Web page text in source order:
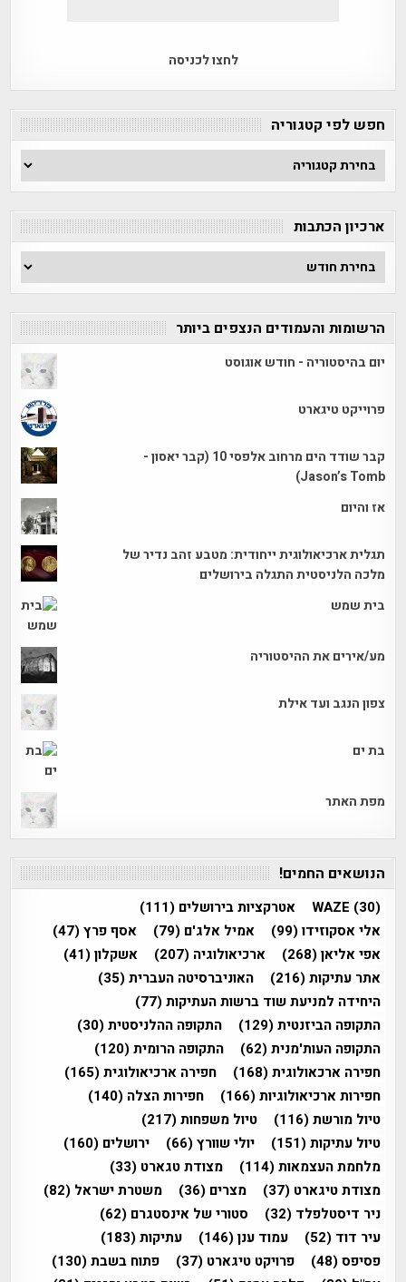
לחצו לכניסה
חפש לפי קטגוריה
חפש
לפי
ארכיון הכתבות
ארכיון
הכתבות
הרשומות והעמודים הנצפים ביותר
יום בהיסטוריה - חודש אוגוסט
פרוייקט טיגארט
קבר שודד הים מרחוב אלפסי 10 (קבר יאסון -
Jason’s Tomb)
אז והיום
תגלית ארכיאולוגית ייחודית: מטבע זהב נדיר של
מלכה הלניסטית התגלה בירושלים
בית שמש
מע/אירים את ההיסטוריה
צפון הנגב ועד אילת
בת ים
מפת האתר
הנושאים החמים!
WAZE (30) אטרקציות בירושלים (111)
אלי אסקוזידו(99) אמיל אלג'ם (79) אסף פרץ(47)
אפי אליאן(268) ארכיאולוגיה (207) אשקלון(41)
אתר עתיקות(216) האוניברסיטה העברית(35)
היחידה למניעת שוד ברשות העתיקות(77)
התקופה הביזנטית(129) התקופה ההלניסטית(30)
התקופה העות'מנית(62) התקופה הרומית(120)
חפירה ארכאולוגית(168) חפירה ארכיאולוגית(165)
חפירות ארכיאולוגיות(166) חפירות הצלה (140)
טיול מורשת(116) טיול משפחות(217)
טיול עתיקות(151) יולי שוורץ(66) ירושלים (160)
מלחמת העצמאות(114) מצודת טגארט (33)
מצודת טיגארט (37) מצרים (36) משטרת ישראל (82)
ניר דיסטלפלד (32) סטורי של אינסטגרם (62)
עיר דוד (52) עמוד ענן(146) עתיקות(183)
פסיפס(48) פרויקט טיגארט (37) פתוח בשבת(130)